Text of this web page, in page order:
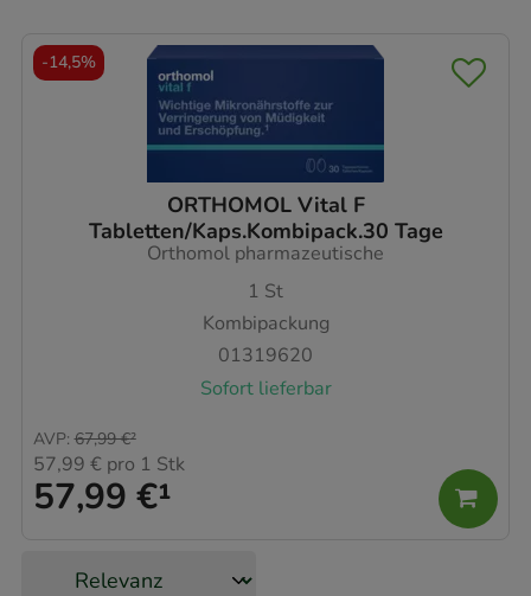
ORTHOMOL Vital F
Tabletten/Kaps.Kombipack.30 Tage
Orthomol pharmazeutische
1 St
Kombipackung
01319620
Sofort lieferbar
57,99 €¹
AVP: 67,99 €²
57,99 € pro 1 Stk
-14,5%